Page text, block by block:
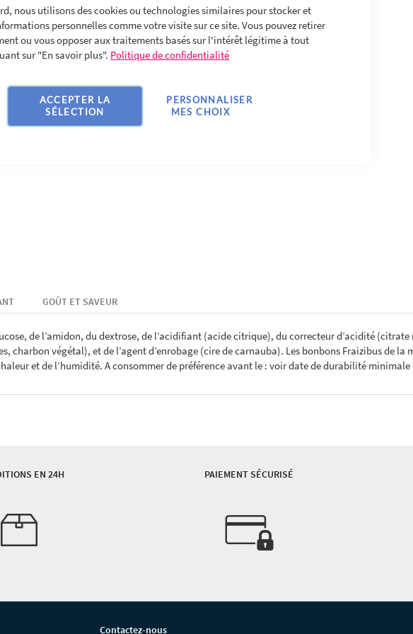
nous utilisons des cookies ou technologies similaires pour stocker et
personnelles comme votre visite sur ce site. Vous pouvez retirer
ou vous opposer aux traitements basés sur l'intérêt légitime à tout
sur "En savoir plus". Politique de confidentialité
ACCEPTER LA
SÉLECTION
PERSONNALISER
MES CHOIX
de l’amidon, du dextrose, de l’acidifiant (acide citrique), du correcteur d’acidité (citrate
charbon végétal), et de l’agent d’enrobage (cire de carnauba). Les bonbons Fraizibus de
et de l’humidité. A consommer de préférence avant le : voir date de durabilité minimale
GOÛT ET SAVEUR
EN 24H PAIEMENT SÉCURISÉ
Contactez-nous